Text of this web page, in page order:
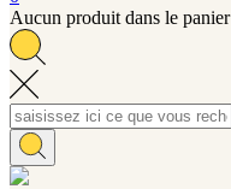
Aucun produit dans le panier